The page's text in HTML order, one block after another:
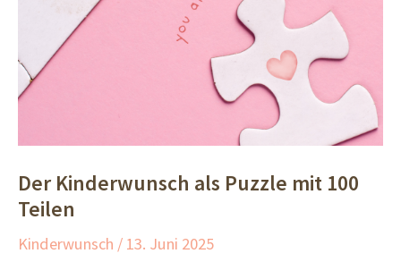
Der Kinderwunsch als Puzzle mit 100
Teilen
Kinderwunsch / 13. Juni 2025